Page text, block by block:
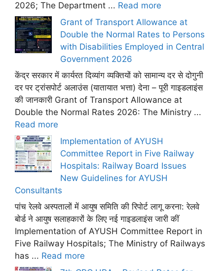
2026; The Department ... Read more
Grant of Transport Allowance at
Double the Normal Rates to Persons
with Disabilities Employed in Central
Government 2026
केंद्र सरकार में कार्यरत दिव्यांग व्यक्तियों को सामान्य दर से दोगुनी
दर पर ट्रांसपोर्ट अलाउंस (यातायात भत्ता) देना – पूरी गाइडलाइंस
की जानकारी Grant of Transport Allowance at
Double the Normal Rates 2026: The Ministry ...
Read more
Implementation of AYUSH
Committee Report in Five Railway
Hospitals: Railway Board Issues
New Guidelines for AYUSH
Consultants
पांच रेलवे अस्पतालों में आयुष समिति की रिपोर्ट लागू करना: रेलवे
बोर्ड ने आयुष सलाहकारों के लिए नई गाइडलाइंस जारी कीं
Implementation of AYUSH Committee Report in
Five Railway Hospitals; The Ministry of Railways
has ... Read more